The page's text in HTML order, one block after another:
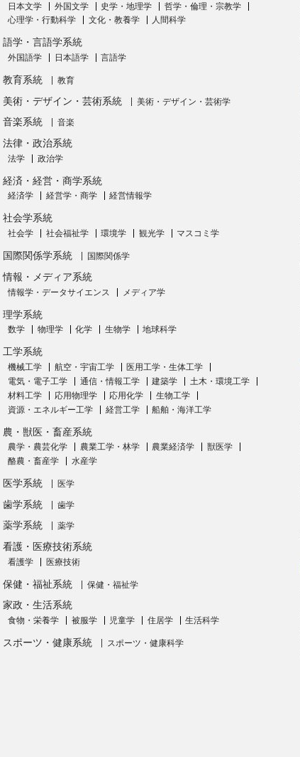
日本文学 外国文学 史学・地理学
哲学・倫理・宗教学
心理学・行動科学
文化・教養学 人間科学
語学・言語学系統
外国語学 日本語学 言語学
教育系統 教育
美術・デザイン・芸術系統 美術・デザイン・芸術学
音楽系統 音楽
法律・政治系統
法学 政治学
経済・経営・商学系統
経済学 経営学・商学 経営情報学
社会学系統
社会学 社会福祉学 環境学 観光学 マスコミ学
国際関係学系統 国際関係学
情報・メディア系統
情報学・データサイエンス メディア学
理学系統
数学 物理学 化学 生物学 地球科学
工学系統
機械工学 航空・宇宙工学
医用工学・生体工学
電気・電子工学
通信・情報工学 建築学
土木・環境工学
材料工学
応用物理学 応用化学
生物工学
資源・エネルギー工学
経営工学 船舶・海洋工学
農・獣医・畜産系統
農学・農芸化学 農業工学・林学 農業経済学
獣医学
酪農・畜産学
水産学
医学系統 医学
歯学系統 歯学
薬学系統 薬学
看護・医療技術系統
看護学 医療技術
保健・福祉系統 保健・福祉学
家政・生活系統
食物・栄養学 被服学 児童学 住居学 生活科学
スポーツ・健康系統 スポーツ・健康科学